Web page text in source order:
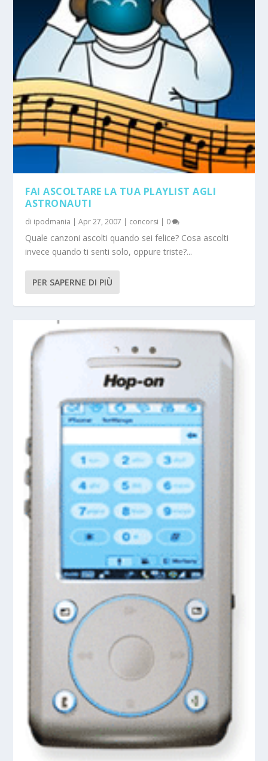
FAI ASCOLTARE LA TUA PLAYLIST AGLI
ASTRONAUTI
di ipodmania |Apr 27, 2007 | concorsi | 0
Quale canzoni ascolti quando sei felice? Cosa ascolti
invece quando ti senti solo, oppure triste?...
PER SAPERNE DI PIÙ